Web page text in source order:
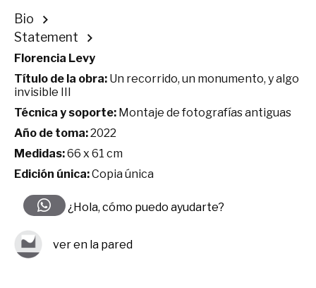
Bio
Statement
Florencia Levy
Título de la obra: Un recorrido, un monumento, y algo
invisible III
Técnica y soporte: Montaje de fotografías antiguas
Año de toma:2022
Medidas:66 x 61 cm
Edición única:Copia única
¿Hola, cómo puedo ayudarte?
ver en la pared